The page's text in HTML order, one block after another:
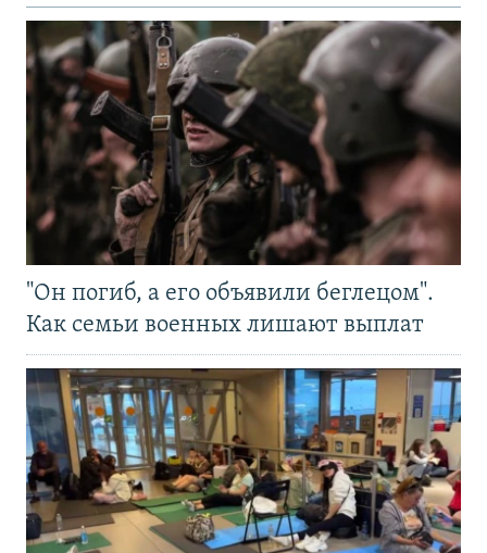
"Он погиб, а его объявили беглецом".
Как семьи военных лишают выплат